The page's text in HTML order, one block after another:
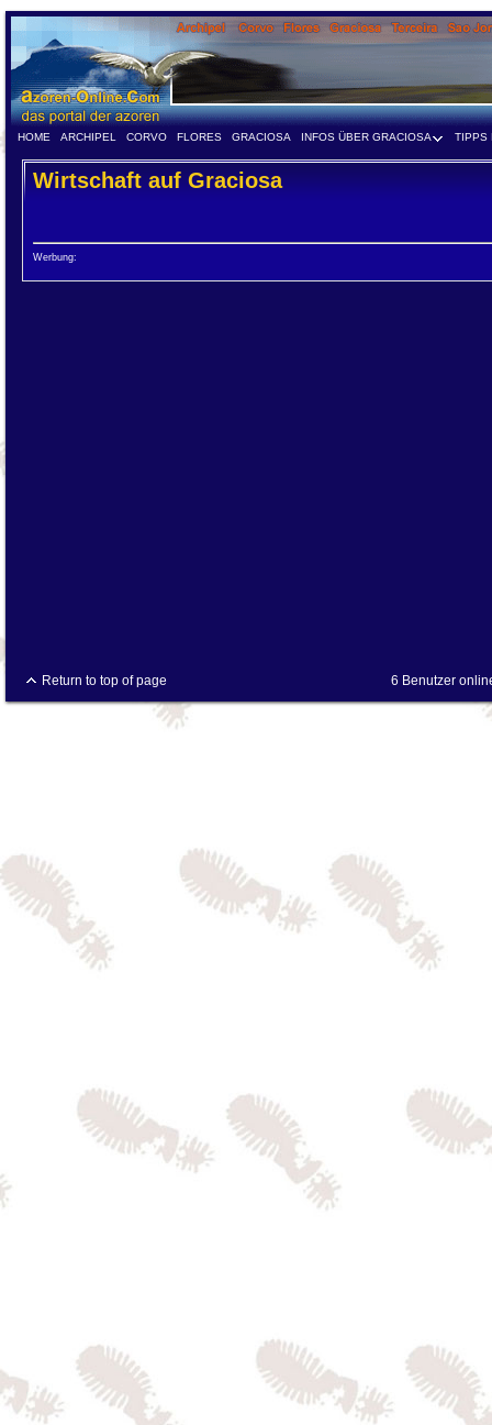
HOME ARCHIPEL CORVO FLORES GRACIOSA INFOS ÜBER GRACIOSA TIPPS
Wirtschaft auf Graciosa
Werbung:
Return to top of page 6 Benutzer